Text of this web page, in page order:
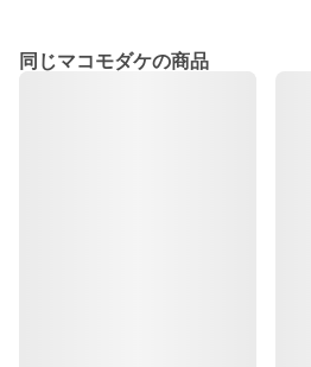
同じマコモダケの商品